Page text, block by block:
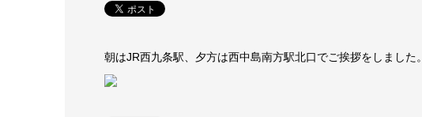
朝はJR西九条駅、夕方は西中島南方駅北口でご挨拶をしました。